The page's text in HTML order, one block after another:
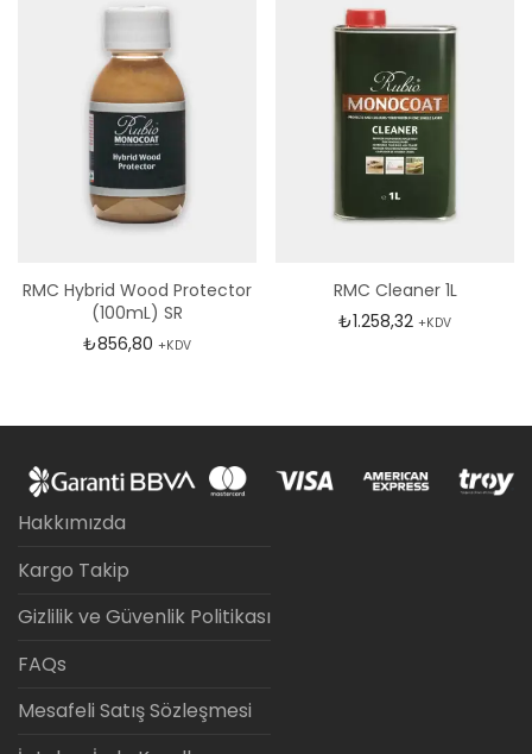
RMC Hybrid Wood Protector
(100mL) SR
₺856,80 +KDV
RMC Cleaner 1L
₺1.258,32 +KDV
Hakkımızda
Kargo Takip
Gizlilik ve Güvenlik Politikası
FAQs
Mesafeli Satış Sözleşmesi